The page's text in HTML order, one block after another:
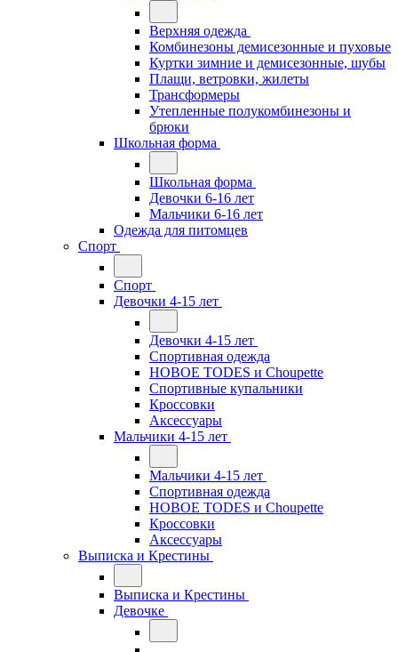
Верхняя одежда
Комбинезоны демисезонные и пуховые
Куртки зимние и демисезонные, шубы
Плащи, ветровки, жилеты
Трансформеры
Утепленные полукомбинезоны и
брюки
Школьная форма
Школьная форма
Девочки 6-16 лет
Мальчики 6-16 лет
Одежда для питомцев
Спорт
Спорт
Девочки 4-15 лет
Девочки 4-15 лет
Спортивная одежда
НОВОЕ TODES и Choupette
Спортивные купальники
Кроссовки
Аксессуары
Мальчики 4-15 лет
Мальчики 4-15 лет
Спортивная одежда
НОВОЕ TODES и Choupette
Кроссовки
Аксессуары
Выписка и Крестины
Выписка и Крестины
Девочке